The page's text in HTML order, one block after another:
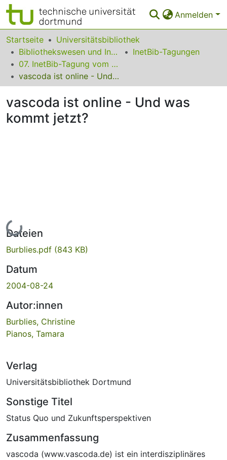
Anmelden
Bereiche & Sammlungen
Das gesamte Repositorium
Statistiken
FAQ
Leitlinien
Startseite
Universitätsbibliothek
Bibliothekswesen und Information
InetBib-Tagungen
07. InetBib-Tagung vom 12. bis 14. November 2003 in Frankfurt am Main
vascoda ist online - Und was kommt jetzt?
vascoda ist online - Und was
kommt jetzt?
Lade...
Dateien
Burblies.pdf (843 KB)
Datum
2004-08-24
Autor:innen
Burblies, Christine
Pianos, Tamara
Verlag
Universitätsbibliothek Dortmund
Sonstige Titel
Status Quo und Zukunftsperspektiven
Zusammenfassung
vascoda (www.vascoda.de) ist ein interdisziplinäres